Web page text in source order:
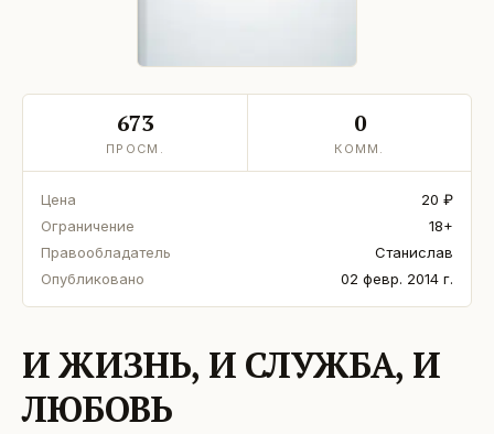
673
ПРОСМ.
0
КОММ.
Цена
20 ₽
Ограничение
18+
Правообладатель
Станислав
Опубликовано
02 февр. 2014 г.
И ЖИЗНЬ, И СЛУЖБА, И
ЛЮБОВЬ